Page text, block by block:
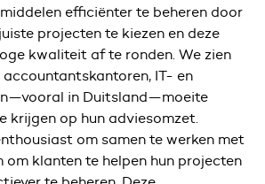
efficiënter te beheren door
projecten te kiezen en deze
kwaliteit af te ronden. We zien
accountantskantoren, IT- en
in Duitsland—moeite
krijgen op hun adviesomzet.
om samen te werken met
om klanten te helpen hun projecten